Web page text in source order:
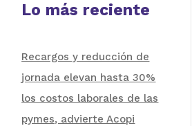
Lo más reciente
Recargos y reducción de
jornada elevan hasta 30%
los costos laborales de las
pymes, advierte Acopi